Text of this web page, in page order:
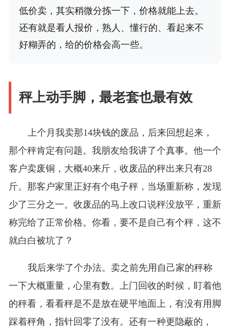
低价卖，其实稍微分拣一下，价格就能上去。
还有就是看人报价，熟人、懂行的、看起来不
好糊弄的，给的价格会高一些。
秤上动手脚，最老套也最有效
上个月我卖那14块钱的废品，后来回想起来，
那个秤肯定有问题。我朋友给我讲了个真事。他一个
客户卖废铜，大概40来斤，收废品的秤出来只有28
斤。那客户家里正好有个电子秤，当场重新称，发现
少了三分之一。收废品的马上改口说秤没放平，重新
称完给了正常价格。你看，要不是自己有个秤，这不
就白白被坑了？
我后来学了个办法。卖之前先用自己家的秤称
一下大概重量，心里有数。上门回收的时候，盯着他
的秤看，看看秤是不是放在硬平地面上，有没有用脚
踩着秤角，指针回零了没有。还有一种更隐蔽的，